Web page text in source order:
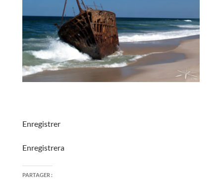
Enregistrer
Enregistrera
PARTAGER :